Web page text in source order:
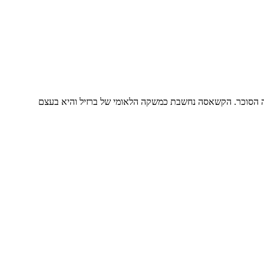
הסוכר. הקשאסה נחשבת כמשקה הלאומי של ברזיל והיא בעצם